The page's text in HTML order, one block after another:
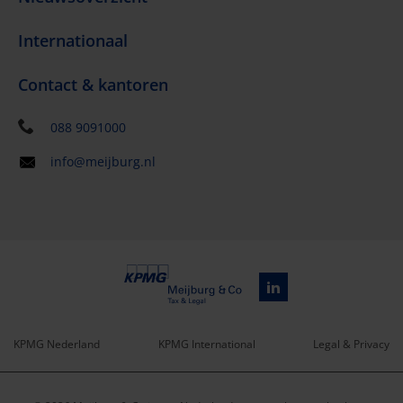
Internationaal
Contact & kantoren
088 9091000
info@meijburg.nl
Service
KPMG Nederland KPMG International Legal & Privacy